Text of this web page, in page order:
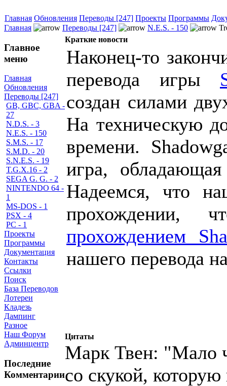
Главная Обновления Переводы [247] Проекты Программы
Главная
Переводы [247] N.E.S. - 150
Главное
меню
Главная
Обновления
Переводы [247]
GB, GBC, GBA -
27
N.D.S. - 3
N.E.S. - 150
S.M.S. - 17
S.M.D. - 20
S.N.E.S. - 19
T.G.X.16 - 2
SEGA G. G. - 2
NINTENDO 64 -
1
MS-DOS - 1
PSX - 4
PC - 1
Проекты
Программы
Документация
Контакты
Ссылки
Поиск
База Переводов
Лотереи
Кладезь
Дампинг
Разное
Наш Форум
Админцентр
Последние
Комментарии
Краткие новости
Наконец-то
перевода игры
создан силами
На техническую
времени.
игра,
Надеемся, что
прохождением
нашего перевода
Цитаты
Марк Твен: "Мало
со скукой,